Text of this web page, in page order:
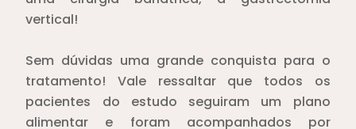
vertical!⁣
Sem dúvidas uma grande conquista para o
tratamento! Vale ressaltar que todos os
pacientes do estudo seguiram um plano
alimentar e foram acompanhados por